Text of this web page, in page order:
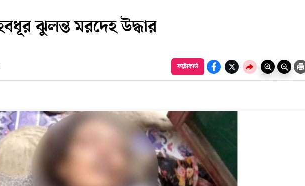
ঝুলন্ত মরদেহ উদ্ধার
ফটোকার্ড